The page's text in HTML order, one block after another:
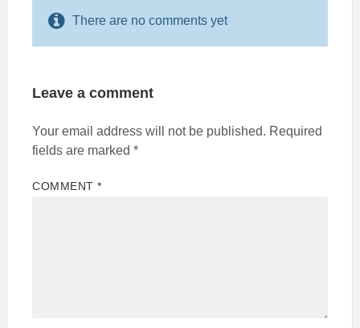
There are no comments yet
Leave a comment
Your email address will not be published. Required
fields are marked *
COMMENT*